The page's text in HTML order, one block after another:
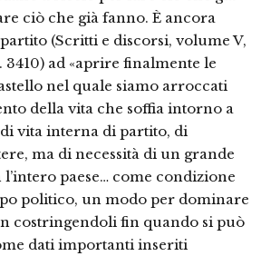
ciò che già fanno. È ancora
(Scritti e discorsi, volume V,
3410) ad «aprire finalmente le
nel quale siamo arroccati
della vita che soffia intorno a
vita interna di partito, di
ma di necessità di un grande
paese… come condizione
politico, un modo per dominare
costringendoli fin quando si può
dati importanti inseriti